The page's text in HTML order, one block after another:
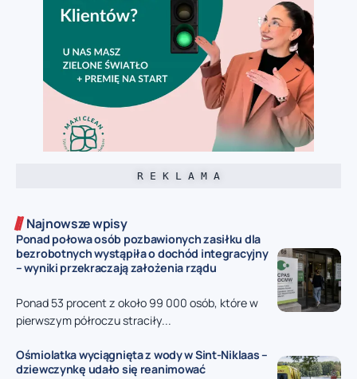
R E K L A M A
Najnowsze wpisy
Ponad połowa osób pozbawionych zasiłku dla
bezrobotnych wystąpiła o dochód integracyjny
– wyniki przekraczają założenia rządu
Ponad 53 procent z około 99 000 osób, które w
pierwszym półroczu straciły...
Ośmiolatka wyciągnięta z wody w Sint-Niklaas –
dziewczynkę udało się reanimować